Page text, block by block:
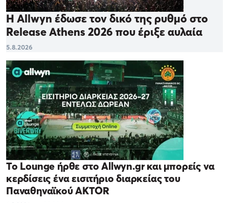
Η Allwyn έδωσε τον δικό της ρυθμό στο
Release Athens 2026 που έριξε αυλαία
5.8.2026
Το Lounge ήρθε στο Allwyn.gr και μπορείς να
κερδίσεις ένα εισιτήριο διαρκείας του
Παναθηναϊκού AKTOR